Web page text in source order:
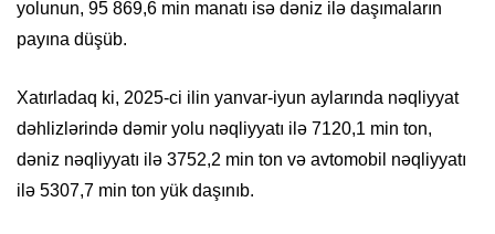
yolunun, 95 869,6 min manatı isə dəniz ilə daşımaların
payına düşüb.
Xatırladaq ki, 2025-ci ilin yanvar-iyun aylarında nəqliyyat
dəhlizlərində dəmir yolu nəqliyyatı ilə 7120,1 min ton,
dəniz nəqliyyatı ilə 3752,2 min ton və avtomobil nəqliyyatı
ilə 5307,7 min ton yük daşınıb.